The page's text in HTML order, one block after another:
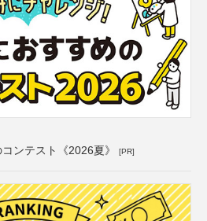
ンテスト《2026夏》 [PR]